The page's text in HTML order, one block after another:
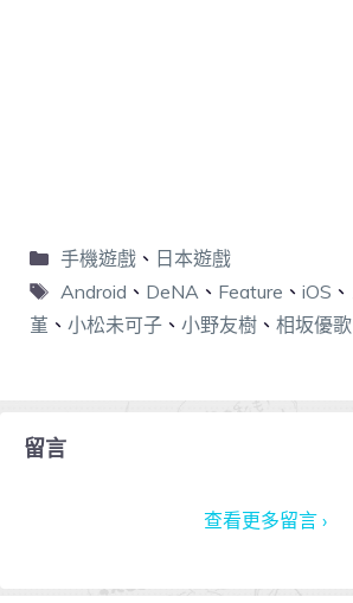
手機遊戲、 日本遊戲
Android 、 DeNA 、 Feature 、 iOS 、
堇 、 小松未可子 、 小野友樹 、 相坂優歌
留言
查看更多留言 ›